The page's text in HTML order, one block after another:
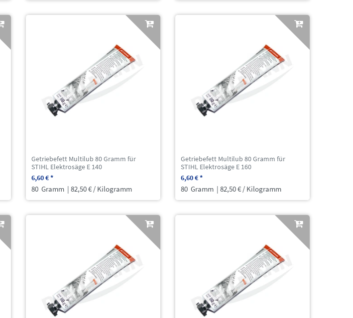
Getriebefett Multilub 80 Gramm für
STIHL Elektrosäge E 140
6,60 € *
80 Gramm | 82,50 € / Kilogramm
Getriebefett Multilub 80 Gramm für
STIHL Elektrosäge E 160
6,60 € *
80 Gramm | 82,50 € / Kilogramm